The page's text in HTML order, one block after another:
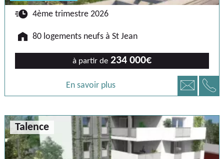
🕐 4ème trimestre 2026
🏠 80 logements neufs à St Jean
à partir de 234 000€
En savoir plus 📧 📞
Talence